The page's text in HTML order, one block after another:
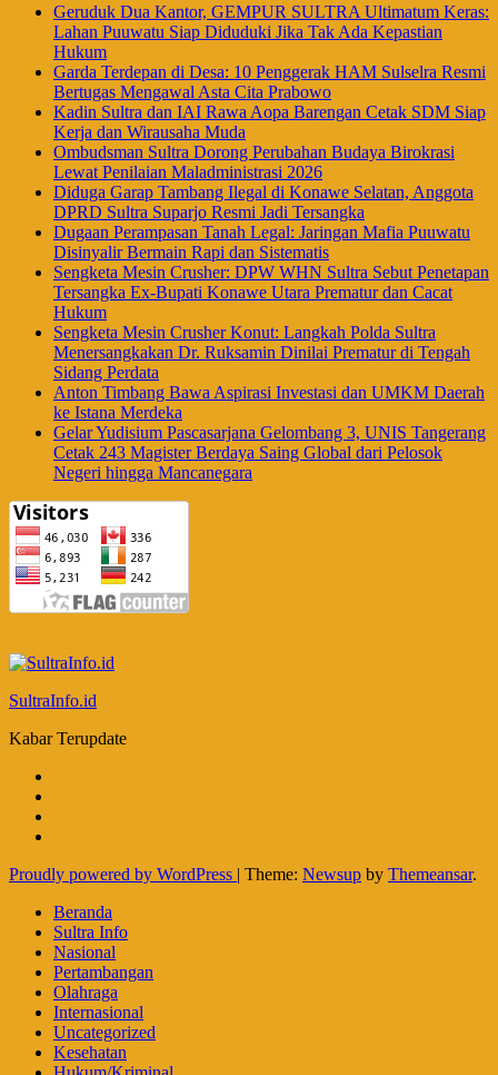
Geruduk Dua Kantor, GEMPUR SULTRA Ultimatum Keras:
Lahan Puuwatu Siap Diduduki Jika Tak Ada Kepastian
Hukum
Garda Terdepan di Desa: 10 Penggerak HAM Sulselra Resmi
Bertugas Mengawal Asta Cita Prabowo
Kadin Sultra dan IAI Rawa Aopa Barengan Cetak SDM Siap
Kerja dan Wirausaha Muda
Ombudsman Sultra Dorong Perubahan Budaya Birokrasi
Lewat Penilaian Maladministrasi 2026
Diduga Garap Tambang Ilegal di Konawe Selatan, Anggota
DPRD Sultra Suparjo Resmi Jadi Tersangka
Dugaan Perampasan Tanah Legal: Jaringan Mafia Puuwatu
Disinyalir Bermain Rapi dan Sistematis
Sengketa Mesin Crusher: DPW WHN Sultra Sebut Penetapan
Tersangka Ex-Bupati Konawe Utara Prematur dan Cacat
Hukum
Sengketa Mesin Crusher Konut: Langkah Polda Sultra
Menersangkakan Dr. Ruksamin Dinilai Prematur di Tengah
Sidang Perdata
Anton Timbang Bawa Aspirasi Investasi dan UMKM Daerah
ke Istana Merdeka
Gelar Yudisium Pascasarjana Gelombang 3, UNIS Tangerang
Cetak 243 Magister Berdaya Saing Global dari Pelosok
Negeri hingga Mancanegara
SultraInfo.id
Kabar Terupdate
Proudly powered by WordPress | Theme: Newsup by Themeansar.
Beranda
Sultra Info
Nasional
Pertambangan
Olahraga
Internasional
Uncategorized
Kesehatan